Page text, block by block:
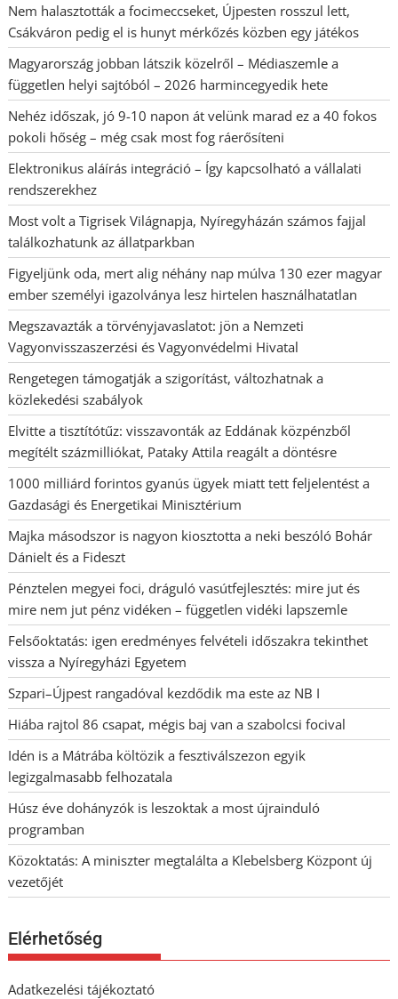
Nem halasztották a focimeccseket, Újpesten rosszul lett,
Csákváron pedig el is hunyt mérkőzés közben egy játékos
Magyarország jobban látszik közelről – Médiaszemle a
független helyi sajtóból – 2026 harmincegyedik hete
Nehéz időszak, jó 9-10 napon át velünk marad ez a 40 fokos
pokoli hőség – még csak most fog ráerősíteni
Elektronikus aláírás integráció – Így kapcsolható a vállalati
rendszerekhez
Most volt a Tigrisek Világnapja, Nyíregyházán számos fajjal
találkozhatunk az állatparkban
Figyeljünk oda, mert alig néhány nap múlva 130 ezer magyar
ember személyi igazolványa lesz hirtelen használhatatlan
Megszavazták a törvényjavaslatot: jön a Nemzeti
Vagyonvisszaszerzési és Vagyonvédelmi Hivatal
Rengetegen támogatják a szigorítást, változhatnak a
közlekedési szabályok
Elvitte a tisztítótűz: visszavonták az Eddának közpénzből
megítélt százmilliókat, Pataky Attila reagált a döntésre
1000 milliárd forintos gyanús ügyek miatt tett feljelentést a
Gazdasági és Energetikai Minisztérium
Majka másodszor is nagyon kiosztotta a neki beszóló Bohár
Dánielt és a Fideszt
Pénztelen megyei foci, dráguló vasútfejlesztés: mire jut és
mire nem jut pénz vidéken – független vidéki lapszemle
Felsőoktatás: igen eredményes felvételi időszakra tekinthet
vissza a Nyíregyházi Egyetem
Szpari–Újpest rangadóval kezdődik ma este az NB I
Hiába rajtol 86 csapat, mégis baj van a szabolcsi focival
Idén is a Mátrába költözik a fesztiválszezon egyik
legizgalmasabb felhozatala
Húsz éve dohányzók is leszoktak a most újrainduló
programban
Közoktatás: A miniszter megtalálta a Klebelsberg Központ új
vezetőjét
Elérhetőség
Adatkezelési tájékoztató